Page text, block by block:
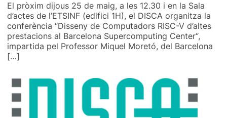
El pròxim dijous 25 de maig, a les 12.30 i en la Sala
d’actes de l’ETSINF (edifici 1H), el DISCA organitza la
conferència “Disseny de Computadors RISC-V d’altes
prestacions al Barcelona Supercomputing Center“,
impartida pel Professor Miquel Moretó, del Barcelona
[…]